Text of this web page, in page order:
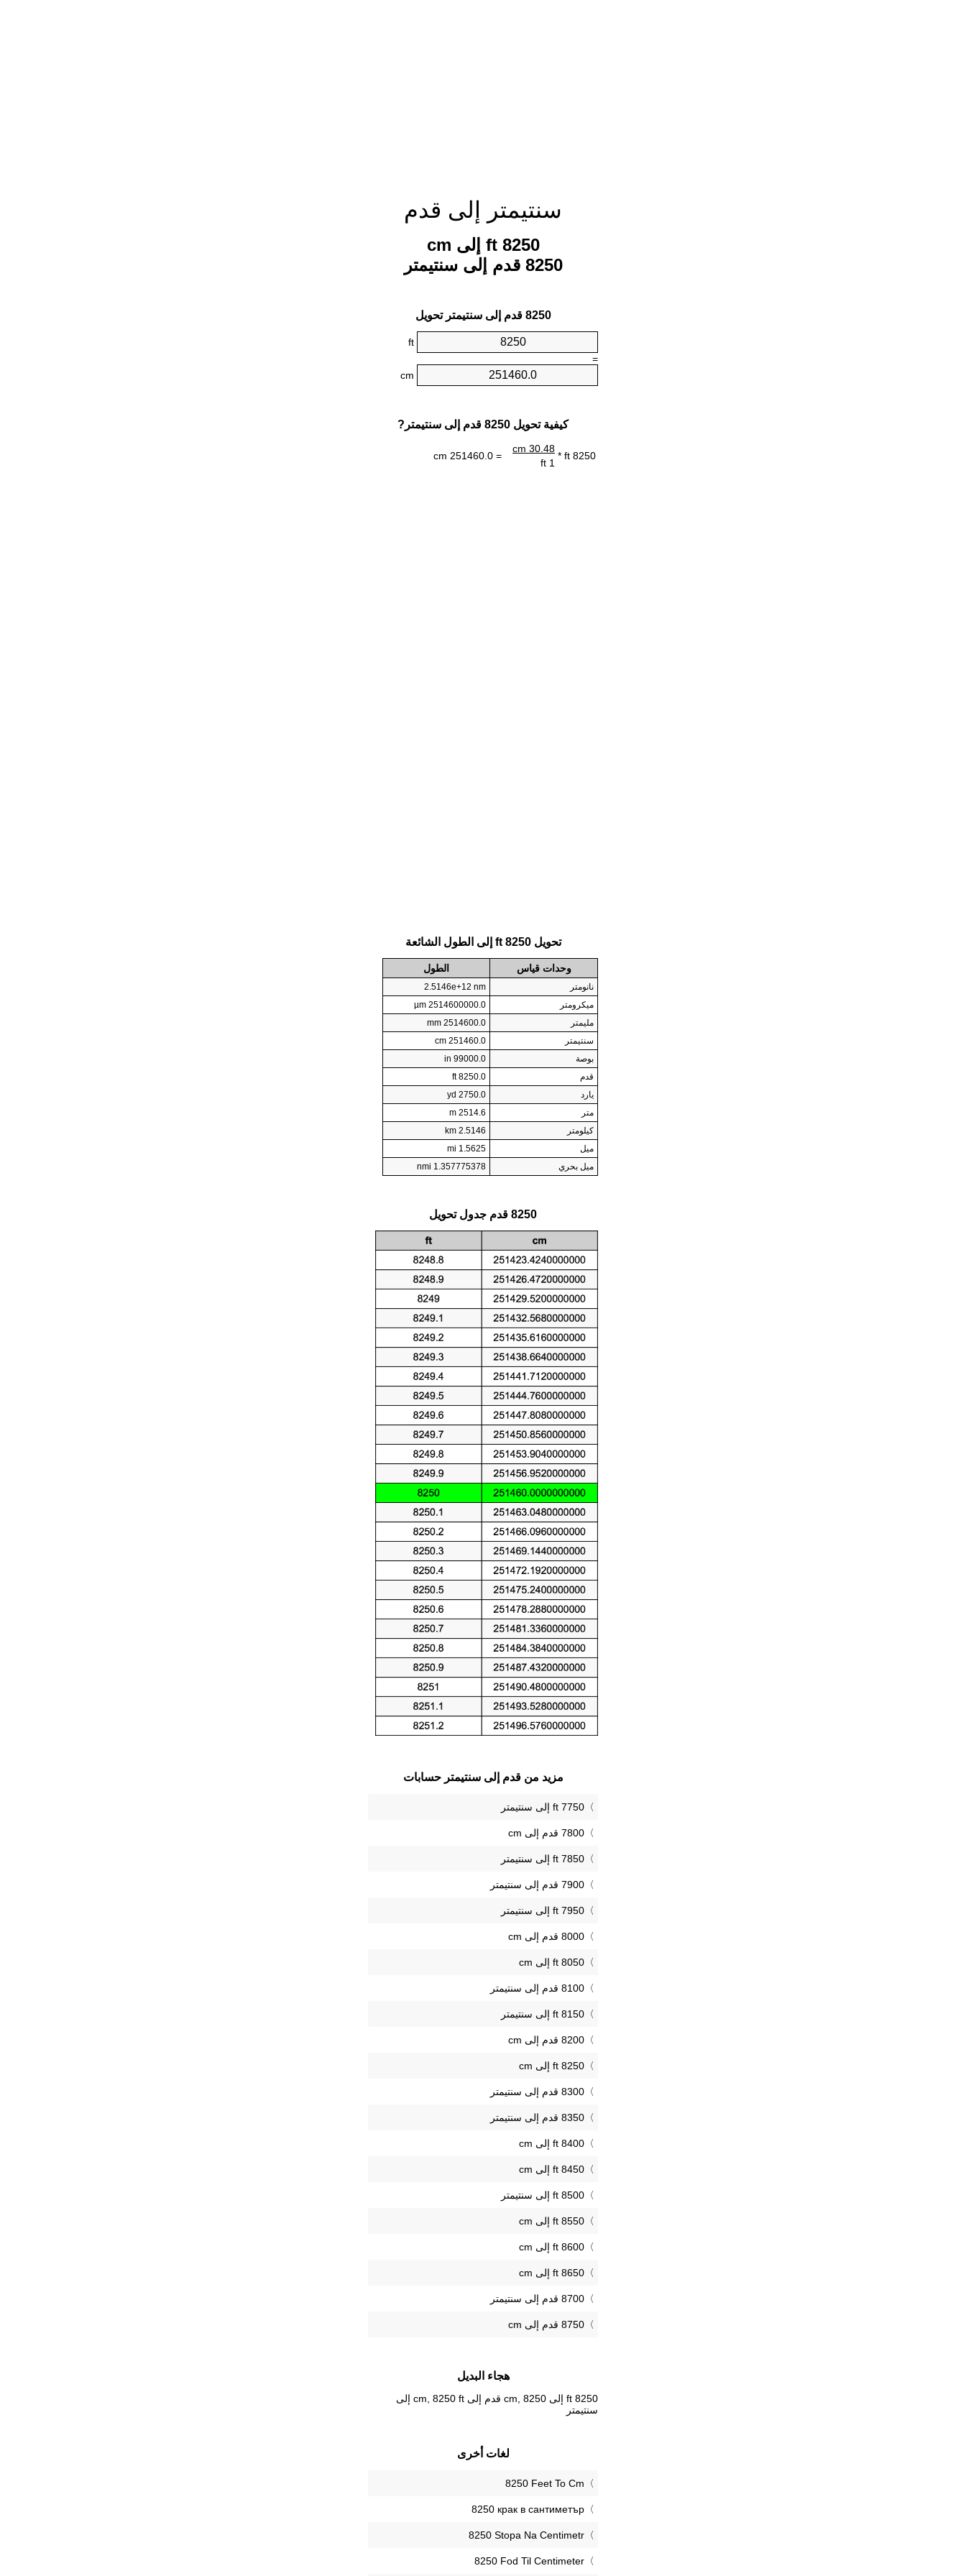
سنتيمتر إلى قدم
8250 ft إلى cm
8250 قدم إلى سنتيمتر
8250 قدم إلى سنتيمتر تحويل
ft
=
cm
كيفية تحويل 8250 قدم إلى سنتيمتر?
8250 ft *
30.48 cm
= 251460.0 cm
1 ft
تحويل 8250 ft إلى الطول الشائعة
وحدات قياس الطول
نانومتر
2.5146e+12 nm
ميكرومتر
2514600000.0 µm
مليمتر
2514600.0 mm
سنتيمتر
251460.0 cm
بوصة
99000.0 in
قدم
8250.0 ft
يارد
2750.0 yd
متر
2514.6 m
كيلومتر
2.5146 km
ميل
1.5625 mi
ميل بحري
1.357775378 nmi
8250 قدم جدول تحويل
مزيد من قدم إلى سنتيمتر حسابات
7750 ft إلى سنتيمتر
7800 قدم إلى cm
7850 ft إلى سنتيمتر
7900 قدم إلى سنتيمتر
7950 ft إلى سنتيمتر
8000 قدم إلى cm
8050 ft إلى cm
8100 قدم إلى سنتيمتر
8150 ft إلى سنتيمتر
8200 قدم إلى cm
8250 ft إلى cm
8300 قدم إلى سنتيمتر
8350 قدم إلى سنتيمتر
8400 ft إلى cm
8450 ft إلى cm
8500 ft إلى سنتيمتر
8550 ft إلى cm
8600 ft إلى cm
8650 ft إلى cm
8700 قدم إلى سنتيمتر
8750 قدم إلى cm
هجاء البديل
8250 ft إلى cm, 8250 قدم إلى cm, 8250 ft إلى
سنتيمتر
لغات أخرى
‎8250 Feet To Cm
‎8250 крак в сантиметър
‎8250 Stopa Na Centimetr
‎8250 Fod Til Centimeter